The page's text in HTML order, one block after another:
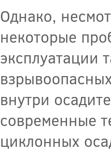
Однако,
некоторые
эксплуатации
внутри
современные
циклонных